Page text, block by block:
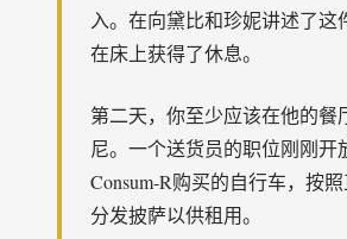
入。在向黛比和珍妮讲述了这
在床上获得了休息。
第二天，你至少应该在他的餐
尼。一个送货员的职位刚刚开
Consum-R购买的自行车，按
分发披萨以供租用。